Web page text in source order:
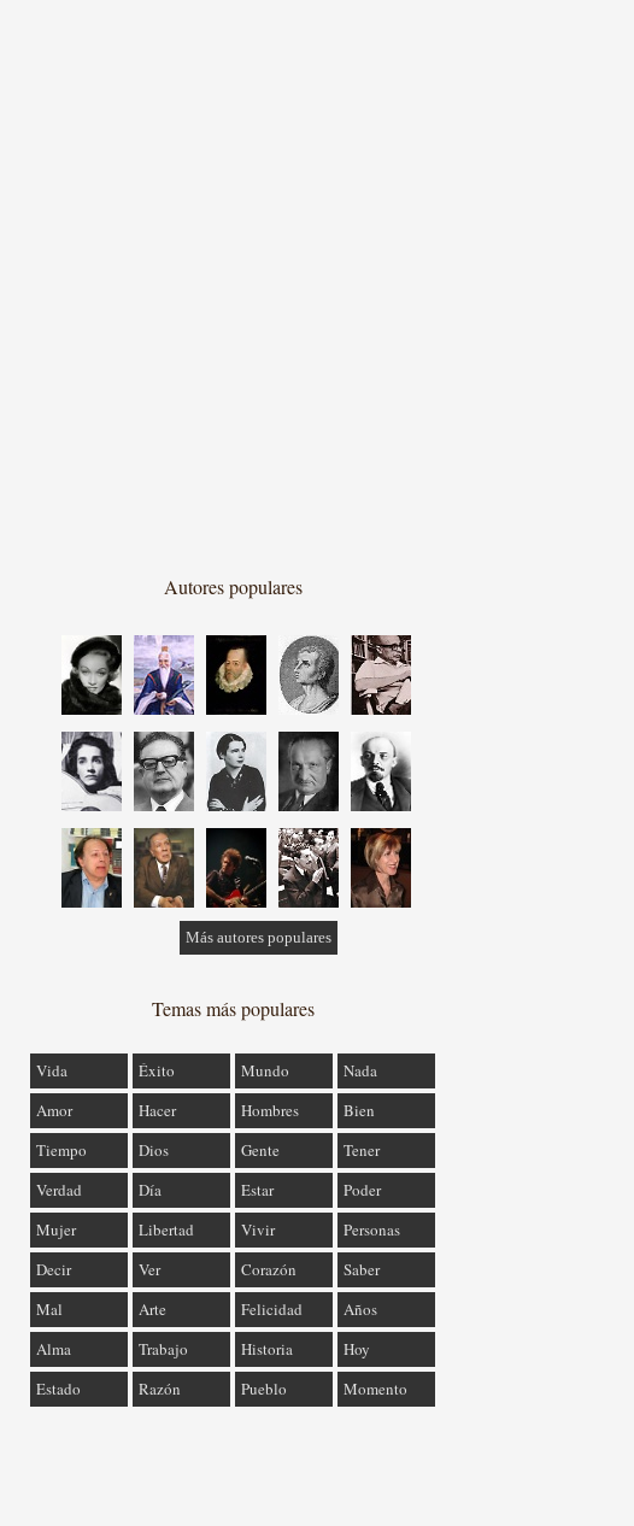
Autores populares
Más autores populares
Temas más populares
Vida Éxito Mundo
Nada
Amor
Hacer Hombres
Bien
Tiempo
Dios Gente
Tener
Verdad
Día Estar
Poder
Mujer
Libertad Vivir
Personas
Decir
Ver Corazón
Saber
Mal
Arte Felicidad
Años
Alma
Trabajo Historia
Hoy
Estado
Razón Pueblo Momento